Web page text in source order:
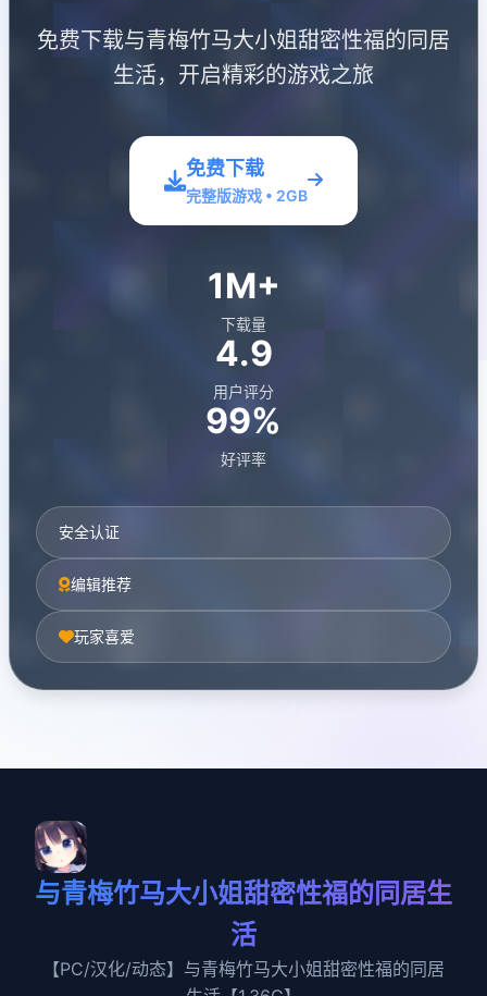
免费下载与青梅竹马大小姐甜密性福的同居
生活，开启精彩的游戏之旅
免费下载
完整版游戏 • 2GB
1M+
下载量
4.9
用户评分
99%
好评率
安全认证
编辑推荐
玩家喜爱
与青梅竹马大小姐甜密性福的同居生
活
【PC/汉化/动态】与青梅竹马大小姐甜密性福的同居